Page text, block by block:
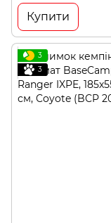
Купити
3
3